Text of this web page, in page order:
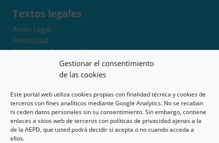
Gestionar el consentimiento
de las cookies
Este portal web utiliza cookies propias con finalidad técnica y cookies de
terceros con fines analíticos mediante Google Analytics. No se recaban
ni ceden datos personales sin su consentimiento. Sin embargo, contiene
enlaces a sitios web de terceros con políticas de privacidad ajenas a la
de la AEPD, que usted podrá decidir si acepta o no cuando acceda a
ellos.
Textos legales
Aviso Legal
Privacidad
Política de Cookies UE
Términos y condiciones
Exoneración de responsabilidad
Mapa del sitio
Mi cuenta
Tienda
Psicología en Murcia